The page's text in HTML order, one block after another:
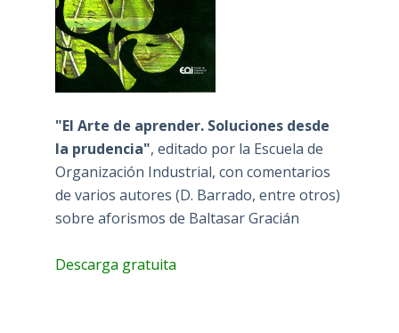
"El Arte de aprender. Soluciones desde
la prudencia", editado por la Escuela de
Organización Industrial, con comentarios
de varios autores (D. Barrado, entre otros)
sobre aforismos de Baltasar Gracián
Descarga gratuita